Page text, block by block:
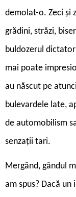
demolat-o. Zeci și
grădini, străzi,
buldozerul
mai poate
au născut pe
bulevardele late,
de automobilism
senzații tari.
Mergând, gândul
am spus? Dacă